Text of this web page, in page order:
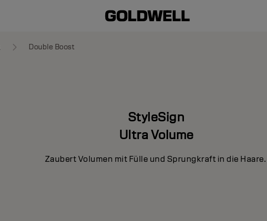
Double Boost
StyleSign
Ultra Volume
Zaubert Volumen mit Fülle und Sprungkraft in die